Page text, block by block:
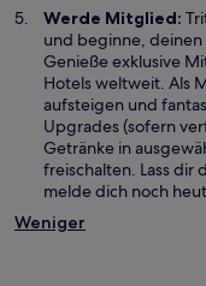
Werde Mitglied:
und beginne, deinen
Genieße exklusive
Hotels weltweit. Als
aufsteigen und
Upgrades (sofern
Getränke in
freischalten. Lass dir
melde dich noch
Weniger